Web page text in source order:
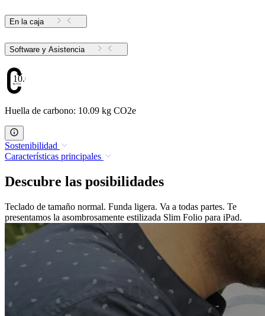
En la caja
Software y Asistencia
10.09
Huella de carbono: 10.09 kg CO2e
Sostenibilidad
Características principales
Descubre las posibilidades
Teclado de tamaño normal. Funda ligera. Va a todas partes. Te
presentamos la asombrosamente estilizada Slim Folio para iPad.